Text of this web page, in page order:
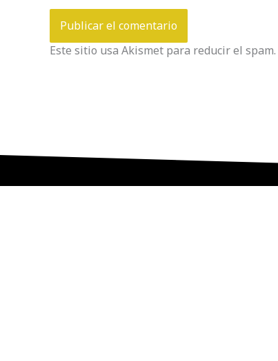
Este sitio usa Akismet para reducir el spam.